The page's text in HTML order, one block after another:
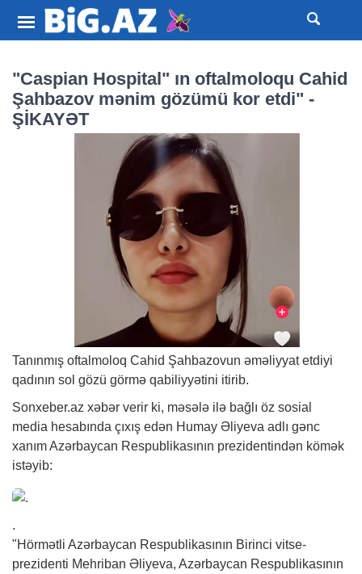
"Caspian Hospital" ın oftalmoloqu Cahid
Şahbazov mənim gözümü kor etdi" -
ŞİKAYƏT
Tanınmış oftalmoloq Cahid Şahbazovun əməliyyat etdiyi
qadının sol gözü görmə qabiliyyətini itirib.
Sonxeber.az xəbər verir ki, məsələ ilə bağlı öz sosial
media hesabında çıxış edən Humay Əliyeva adlı gənc
xanım Azərbaycan Respublikasının prezidentindən kömək
istəyib:
.
"Hörmətli Azərbaycan Respublikasının Birinci vitse-
prezidenti Mehriban Əliyeva, Azərbaycan Respublikasının